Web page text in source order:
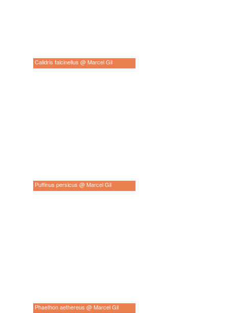
Calidris falcinellus @ Marcel Gil
Puffinus persicus @ Marcel Gil
Phaethon aethereus @ Marcel Gil